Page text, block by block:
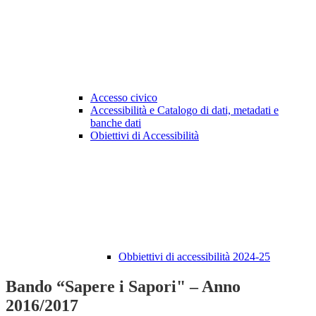
Accesso civico
Accessibilità e Catalogo di dati, metadati e
banche dati
Obiettivi di Accessibilità
Obbiettivi di accessibilità 2024-25
Bando “Sapere i Sapori" – Anno
2016/2017